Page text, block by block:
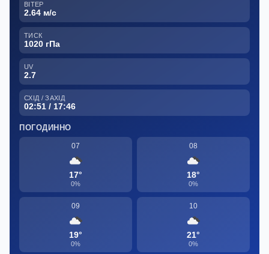
ВІТЕР
2.64 м/с
ТИСК
1020 гПа
UV
2.7
СХІД / ЗАХІД
02:51 / 17:46
ПОГОДИННО
07
17°
0%
08
18°
0%
09
19°
0%
10
21°
0%